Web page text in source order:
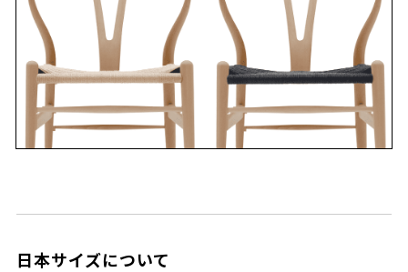
日本サイズについて